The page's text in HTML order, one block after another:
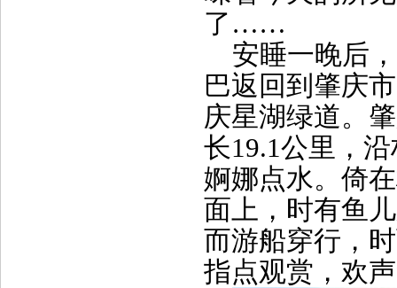
了……
安睡一晚后
巴返回到肇庆
庆星湖绿道。
长19.1公里，
婀娜点水。倚
面上，时有鱼
而游船穿行，
指点观赏，欢